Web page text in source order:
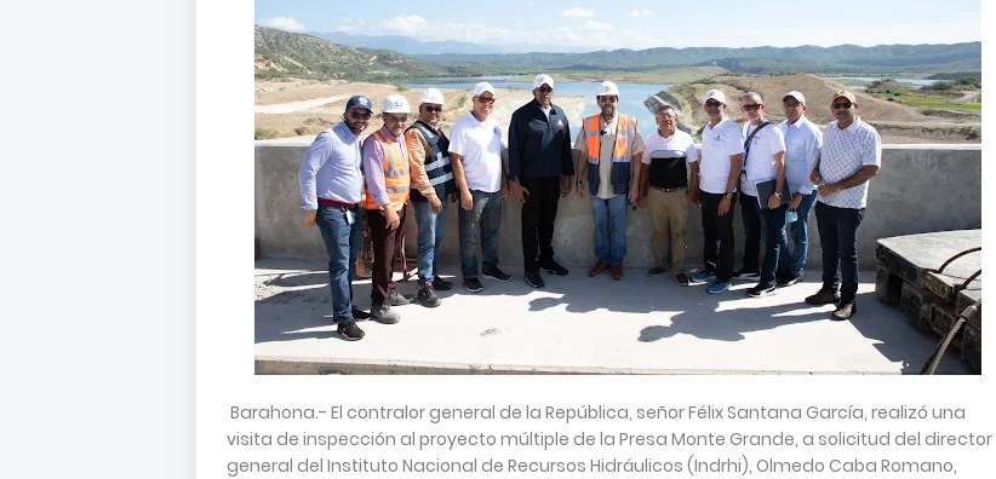
Barahona.- El contralor general de la República, señor Félix Santana García, realizó una
visita de inspección al proyecto múltiple de la Presa Monte Grande, a solicitud del director
general del Instituto Nacional de Recursos Hidráulicos (Indrhi), Olmedo Caba Romano,